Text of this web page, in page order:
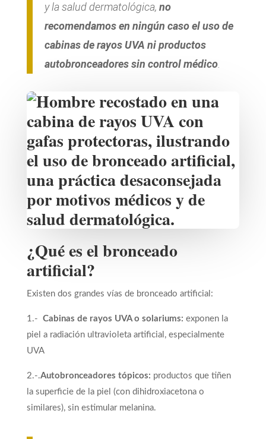
y la salud dermatológica, no
recomendamos en ningún caso el uso de
cabinas de rayos UVA ni productos
autobronceadores sin control médico.
¿Qué es el bronceado
artificial?
Existen dos grandes vías de bronceado artificial:
1.- Cabinas de rayos UVA o solariums: exponen la
piel a radiación ultravioleta artificial, especialmente
UVA
2.-.Autobronceadores tópicos: productos que tiñen
la superficie de la piel (con dihidroxiacetona o
similares), sin estimular melanina.